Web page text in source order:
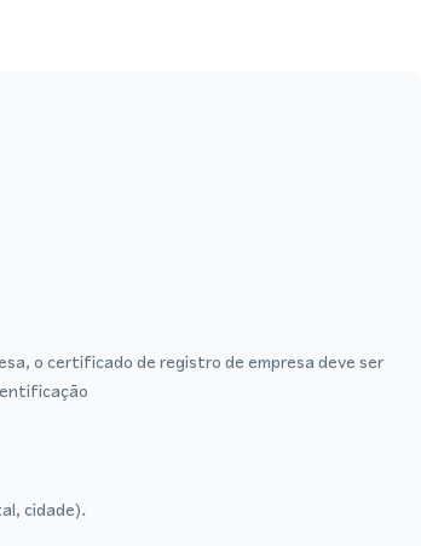
o certificado de registro de empresa deve ser
cidade).